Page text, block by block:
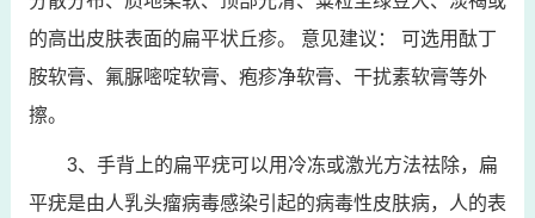
的高出皮肤表面的扁平状丘疹。 意见建议： 可选用酞丁
胺软膏、氟脲嘧啶软膏、疱疹净软膏、干扰素软膏等外
擦。
3、手背上的扁平疣可以用冷冻或激光方法祛除，扁
平疣是由人乳头瘤病毒感染引起的病毒性皮肤病，人的表